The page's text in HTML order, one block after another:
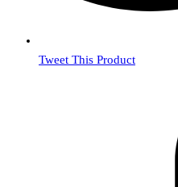
Tweet This Product